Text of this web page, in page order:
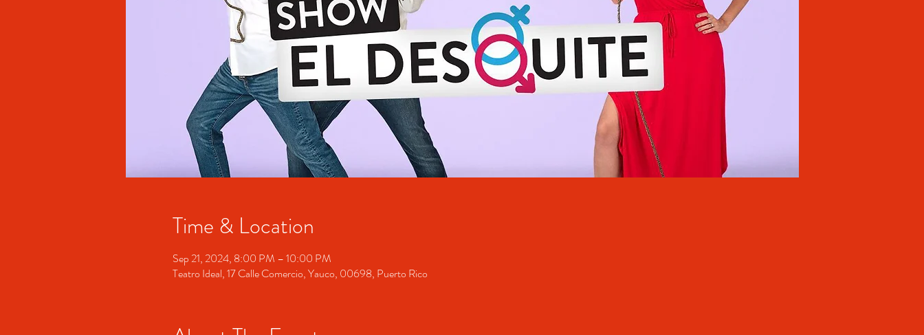
Time & Location
Sep 21, 2024, 8:00 PM – 10:00 PM
Teatro Ideal, 17 Calle Comercio, Yauco, 00698, Puerto Rico